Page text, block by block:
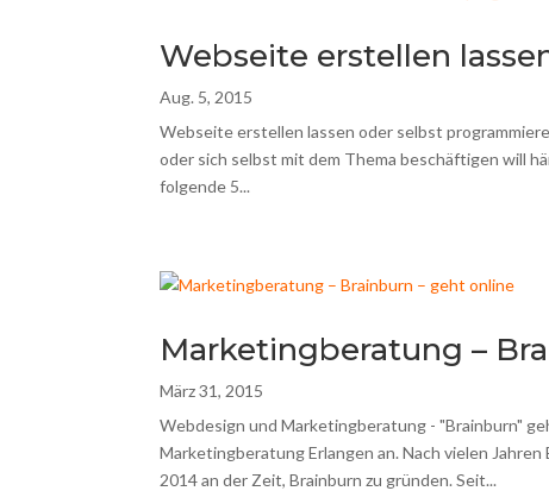
Webseite erstellen
Aug. 5, 2015
Webseite erstellen lassen oder selbst
oder sich selbst mit dem Thema beschäftigen will
folgende 5...
Marketingberatung –
März 31, 2015
Webdesign und Marketingberatung - "Brainburn"
Marketingberatung Erlangen an. Nach vielen
2014 an der Zeit, Brainburn zu gründen. Seit...